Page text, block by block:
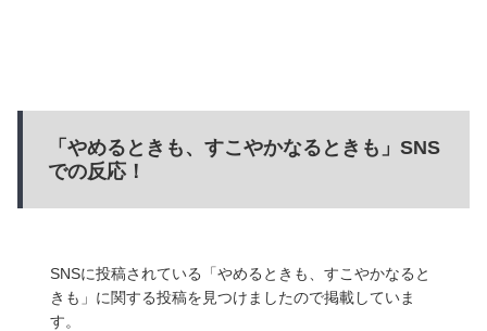
「やめるときも、すこやかなるときも」SNS
での反応！
SNSに投稿されている「やめるときも、すこやかなると
きも」に関する投稿を見つけましたので掲載していま
す。